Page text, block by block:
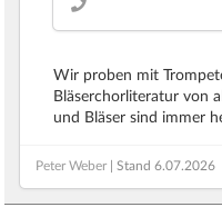
Wir proben mit
Bläserchorliteratur von
und Bläser sind immer
Peter Weber | Stand6.07.2026